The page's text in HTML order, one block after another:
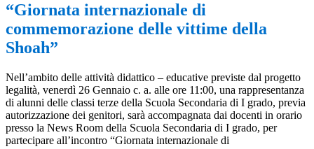
“Giornata internazionale di
commemorazione delle vittime della
Shoah”
Nell’ambito delle attività didattico – educative previste dal progetto
legalità, venerdì 26 Gennaio c. a. alle ore 11:00, una rappresentanza
di alunni delle classi terze della Scuola Secondaria di I grado, previa
autorizzazione dei genitori, sarà accompagnata dai docenti in orario
presso la News Room della Scuola Secondaria di I grado, per
partecipare all’incontro “Giornata internazionale di